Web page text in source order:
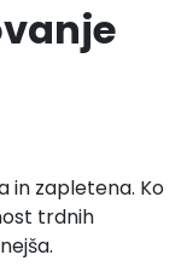
in zapletena. Ko
trdnih